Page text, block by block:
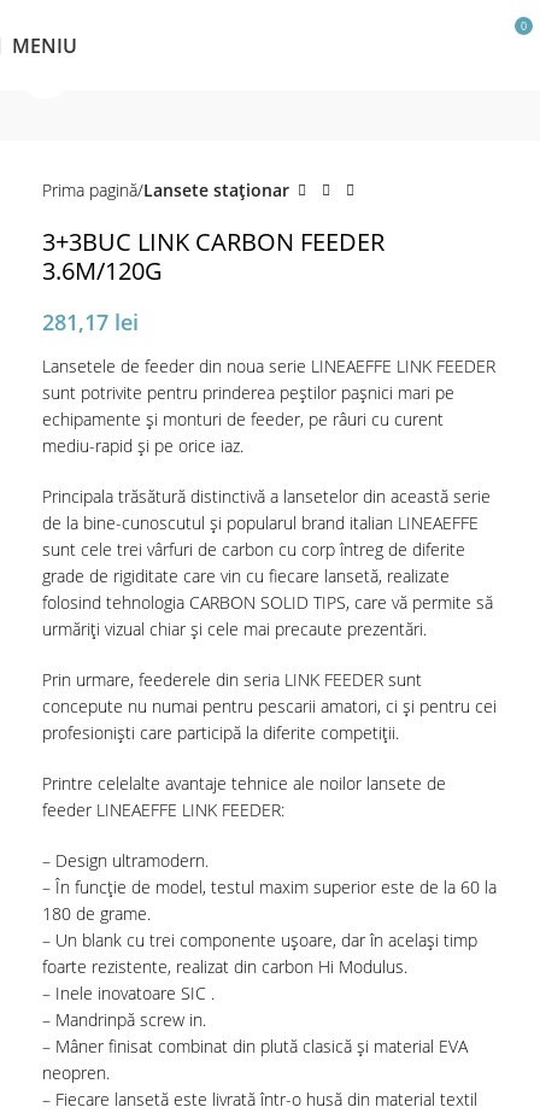
MENIU
0
Prima pagină Lansete staţionar
3+3BUC LINK CARBON FEEDER
3.6M/120G
281,17 lei
Lansetele de feeder din noua serie LINEAEFFE LINK FEEDER
sunt potrivite pentru prinderea peștilor pașnici mari pe
echipamente și monturi de feeder, pe râuri cu curent
mediu-rapid și pe orice iaz.
Principala trăsătură distinctivă a lansetelor din această serie
de la bine-cunoscutul și popularul brand italian LINEAEFFE
sunt cele trei vârfuri de carbon cu corp întreg de diferite
grade de rigiditate care vin cu fiecare lansetă, realizate
folosind tehnologia CARBON SOLID TIPS, care vă permite să
urmăriți vizual chiar și cele mai precaute prezentări.
Prin urmare, feederele din seria LINK FEEDER sunt
concepute nu numai pentru pescarii amatori, ci și pentru cei
profesioniști care participă la diferite competiții.
Printre celelalte avantaje tehnice ale noilor lansete de
feeder LINEAEFFE LINK FEEDER:
– Design ultramodern.
– În funcție de model, testul maxim superior este de la 60 la
180 de grame.
– Un blank cu trei componente ușoare, dar în același timp
foarte rezistente, realizat din carbon Hi Modulus.
– Inele inovatoare SIC .
– Mandrinpă screw in.
– Mâner finisat combinat din plută clasică și material EVA
neopren.
– Fiecare lansetă este livrată într-o husă din material textil